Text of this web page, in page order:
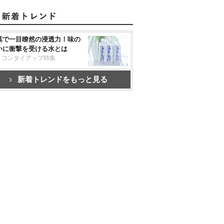
で一目瞭然の浸透力！味の
に衝撃を受ける水とは
コンタイアップ特集
新着トレンドをもっと見る